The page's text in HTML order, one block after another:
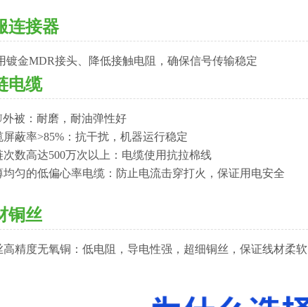
连接器
镀金MDR接头、降低接触电阻，确保信号传输稳定
电缆
外被：耐磨，耐油弹性好
屏蔽率>85%：抗干扰，机器运行稳定
次数高达500万次以上：电缆使用抗拉棉线
均匀的低偏心率电缆：防止电流击穿打火，保证用电安全
铜丝
高精度无氧铜：低电阻，导电性强，超细铜丝，保证线材柔软